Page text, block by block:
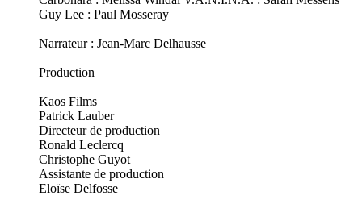
Guy Lee : Paul Mosseray
Narrateur : Jean-Marc Delhausse
Production
Kaos Films
Patrick Lauber
Directeur de production
Ronald Leclercq
Christophe Guyot
Assistante de production
Eloïse Delfosse